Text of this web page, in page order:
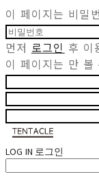
이 페이지는 비밀
먼저 로그인 후 이
이 페이지는 만 볼
LOG IN 로그인